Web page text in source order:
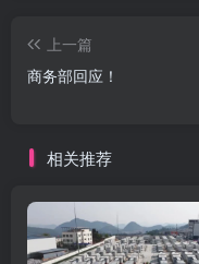
上一篇
商务部回应！
相关推荐